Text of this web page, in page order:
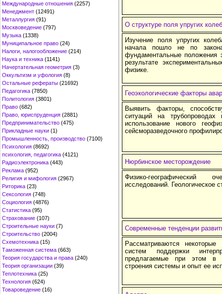
Международные отношения (2257)
Менеджмент (12491)
Металлургия (91)
Москвоведение (797)
Музыка (1338)
Муниципальное право (24)
Налоги, налогообложение (214)
Наука и техника (1141)
Начертательная геометрия (3)
Оккультизм и уфология (8)
Остальные рефераты (21692)
Педагогика (7850)
Политология (3801)
Право (682)
Право, юриспруденция (2881)
Предпринимательство (475)
Прикладные науки (1)
Промышленность, производство (7100)
Психология (8692)
психология, педагогика (4121)
Радиоэлектроника (443)
Реклама (952)
Религия и мифология (2967)
Риторика (23)
Сексология (748)
Социология (4876)
Статистика (95)
Страхование (107)
Строительные науки (7)
Строительство (2004)
Схемотехника (15)
Таможенная система (663)
Теория государства и права (240)
Теория организации (39)
Теплотехника (25)
Технология (624)
Товароведение (16)
О структуре поля упругих
Изучение поля упругих
начала пошло не по
фундаментальные положения
результате
физике.
Геоэкологические факторы
Выявить факторы,
ситуаций на
использование нового
сейсморазведочного
Нюрбинское месторождение
Физико-географический
исследований. Геологическое
Современные тенденции
Рассматриваются
систем поддержки
предлагаемые при этом в
строения системы и опыт ее